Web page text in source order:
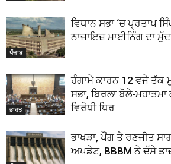
ਪੰਜਾਬ
ਵਿਧਾਨ ਸਭਾ ‘ਚ ਪ੍ਰਤਾਪ
ਨਾਜਾਇਜ਼ ਮਾਈਨਿੰਗ ਦਾ
ਭਾਰਤ
ਹੰਗਾਮੇ ਕਾਰਨ 12 ਵਜੇ ਤੱਕ
ਸਭਾ, ਬਿਰਲਾ ਬੋਲੇ-
ਵਿਰੋਧੀ ਧਿਰ
ਭਾਖੜਾ, ਪੌਂਗ ਤੇ ਰਣਜੀਤ
ਅਪਡੇਟ, BBBM ਨੇ ਦੱਸੇ